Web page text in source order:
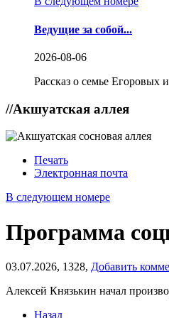
Ведущие за собой...
2026-08-06
Рассказ о семье Егоровых
//Акшуатская аллея
Печать
Электронная почта
В следующем номере
Программа
03.07.2026, 1328, Добавить
Алексей Князькин начал
Назад